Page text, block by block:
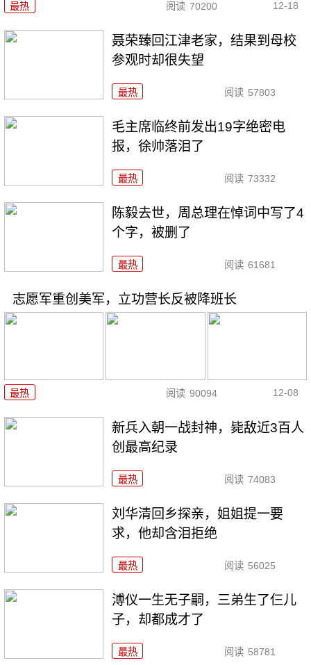
最热 阅读 70200 12-18
聂荣臻回江津老家，结果到母校
参观时却很失望
最热 阅读 57803
毛主席临终前发出19字绝密电
报，徐帅落泪了
最热 阅读 73332
陈毅去世，周总理在悼词中写了4
个字，被删了
最热 阅读 61681
志愿军重创美军，立功营长反被降班长
最热 阅读 90094 12-08
新兵入朝一战封神，毙敌近3百人
创最高纪录
最热 阅读 74083
刘华清回乡探亲，姐姐提一要
求，他却含泪拒绝
最热 阅读 56025
溥仪一生无子嗣，三弟生了仨儿
子，却都成才了
最热 阅读 58781